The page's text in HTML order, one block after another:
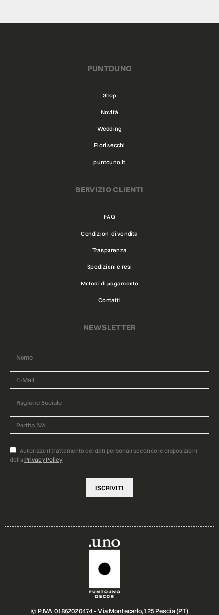
PUNTOUNO
Shop
Novità
Wedding
Fiori secchi
puntouno.it
SERVIZIO CLIENTI
FAQ
Condizioni di vendita
Trasparenza
Spedizioni e resi
Metodi di pagamento
Contatti
NEWSLETTER
Autorizzo il trattamento dei dati personali secondo le disposizioni
della Privacy Policy
© P.IVA 01862020474 - Via Montecarlo,125 Pescia (PT)